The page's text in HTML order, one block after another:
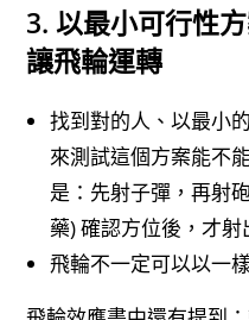
3. 以最小可行性
讓飛輪運轉
找到對的人、以最小
來測試這個方案能不
是：先射子彈，再射
藥) 確認方位後，才射
飛輪不一定可以以一